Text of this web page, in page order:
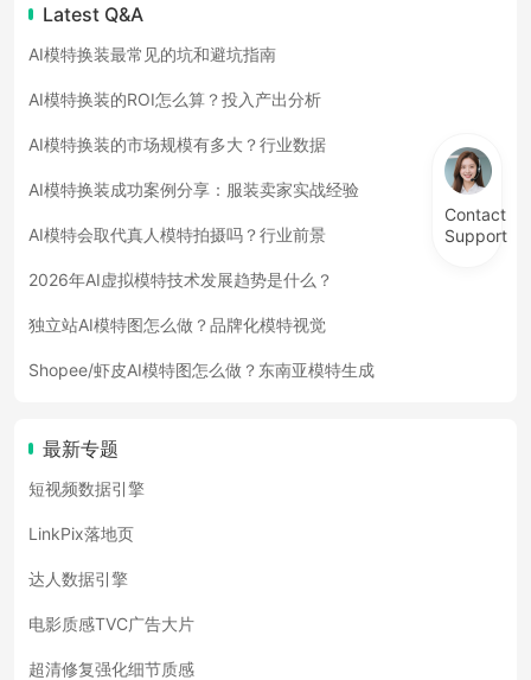
Latest Q&A
AI模特换装最常见的坑和避坑指南
AI模特换装的ROI怎么算？投入产出分析
AI模特换装的市场规模有多大？行业数据
AI模特换装成功案例分享：服装卖家实战经验
AI模特会取代真人模特拍摄吗？行业前景
2026年AI虚拟模特技术发展趋势是什么？
独立站AI模特图怎么做？品牌化模特视觉
Shopee/虾皮AI模特图怎么做？东南亚模特生成
最新专题
短视频数据引擎
LinkPix落地页
达人数据引擎
电影质感TVC广告大片
超清修复强化细节质感
Contact
Support